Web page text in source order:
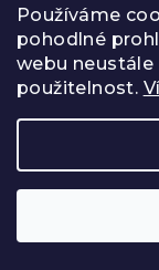
Používáme
pohodlné
webu neustále
použitelnost.
+
−
je
5,0
z
5
Chceš
Slibuji Ti na